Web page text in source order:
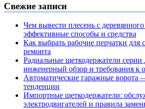
Свежие записи
Чем вывести плесень с
эффективные способы и средства
Как выбрать рабочие перчатки для
ремонта
Радиальные щеткодержатели
инженерный обзор и требования к
Автоматические гаражные ворота
тенденции
Импортные щеткодержатели:
электродвигателей и правила